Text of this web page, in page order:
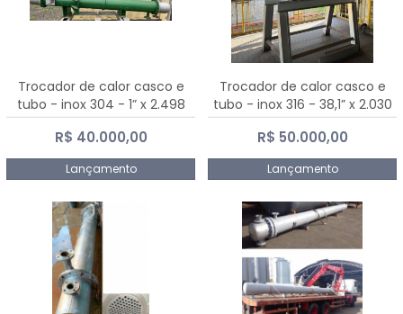
Trocador de calor casco e
tubo - inox 304 - 1” x 2.498
mm
R$ 40.000,00
Lançamento
Trocador de calor casco e
tubo - inox 316 - 38,1” x 2.030
mm
R$ 50.000,00
Lançamento